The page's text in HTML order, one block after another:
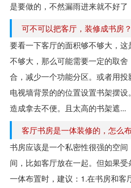
是要做的，不然漏雨进来就不好了
可不可以把客厅，装修成书房？
要看一下客厅的面积够不够大，
不够大，那么可能需要一定的取
合，减少一个功能分区。或者用
电视墙背景的的位置设置书架摆
造成拿去不便。且太高的书架遮...
客厅书房是一体装修的，怎么
书房应该是一个私密性很强的空
间，比如客厅放在一起。但如果
一体布置时，建议：1.在书房和客